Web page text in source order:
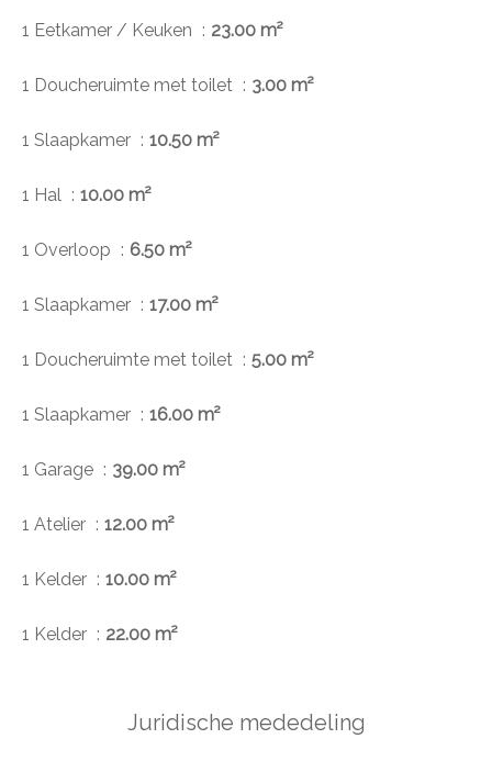
1 Eetkamer / Keuken 23.00 m²
1 Doucheruimte met toilet 3.00 m²
1 Slaapkamer 10.50 m²
1 Hal 10.00 m²
1 Overloop 6.50 m²
1 Slaapkamer 17.00 m²
1 Doucheruimte met toilet 5.00 m²
1 Slaapkamer 16.00 m²
1 Garage 39.00 m²
1 Atelier 12.00 m²
1 Kelder 10.00 m²
1 Kelder 22.00 m²
Juridische mededeling